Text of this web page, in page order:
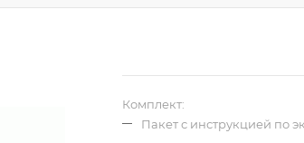
Комплект:
Пакет с инструкцией по